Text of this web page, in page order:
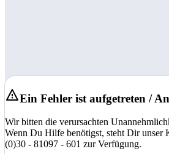
Ein Fehler ist aufgetreten /
Wir bitten die verursachten
Wenn Du Hilfe benötigst, steht Dir unser
(0)30 - 81097 - 601 zur Verfügung.